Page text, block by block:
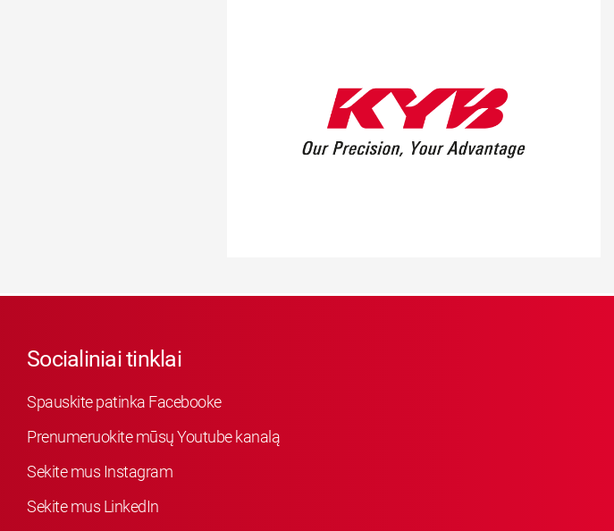
Socialiniai tinklai
Spauskite patinka Facebooke
Prenumeruokite mūsų Youtube kanalą
Sekite mus Instagram
Sekite mus LinkedIn